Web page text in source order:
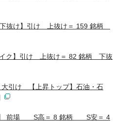
下抜け】引け 上抜け＝ 159 銘柄
ク】引け 上抜け＝ 82 銘柄 下抜
大引け 【上昇トップ】石油・石
】 前場 S高＝ 8 銘柄 S安＝ 4